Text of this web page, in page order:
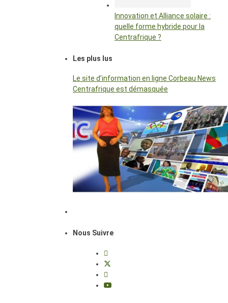
Innovation et Alliance solaire :
quelle forme hybride pour la
Centrafrique ?
Les plus lus
Le site d’information en ligne Corbeau News
Centrafrique est démasquée
Nous Suivre